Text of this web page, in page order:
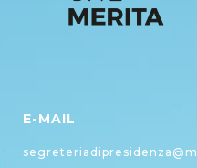
E-MAIL